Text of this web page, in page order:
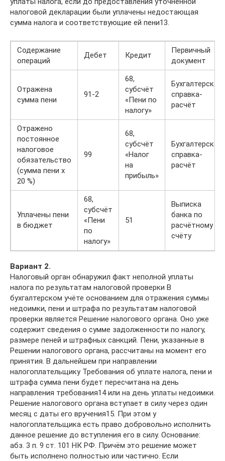
налоговой декларации были уплачены недостающая
сумма налога и соответствующие ей пени13.
Содержание
операций
Дебет Кредит
Первичный
документ
Отражена
сумма пени
91-2
68,
субсчёт
«Пени по
налогу»
Бухгалтерская
справка-
расчёт
Отражено
постоянное
налоговое
обязательство
(сумма пени x
20 %)
99
68,
субсчёт
«Налог
на
прибыль»
Бухгалтерская
справка-
расчёт
Уплачены пени
в бюджет
68,
субсчёт
«Пени
по
налогу»
51
Выписка
банка по
расчётному
счёту
Вариант 2.
Налоговый орган обнаружил факт неполной уплаты
налога по результатам налоговой проверки В
бухгалтерском учёте основанием для отражения суммы
недоимки, пени и штрафа по результатам налоговой
проверки является Решение налогового органа. Оно уже
содержит сведения о сумме задолженности по налогу,
размере пеней и штрафных санкций. Пени, указанные в
Решении налогового органа, рассчитаны на момент его
принятия. В дальнейшем при направлении
налогоплательщику Требования об уплате налога, пени и
штрафа сумма пени будет пересчитана на день
направления требования14 или на день уплаты недоимки.
Решение налогового органа вступает в силу через один
месяц с даты его вручения15. При этом у
налогоплательщика есть право добровольно исполнить
данное решение до вступления его в силу. Основание:
абз. 3 п. 9 ст. 101 НК РФ. Причём это решение может
быть исполнено полностью или частично. Если